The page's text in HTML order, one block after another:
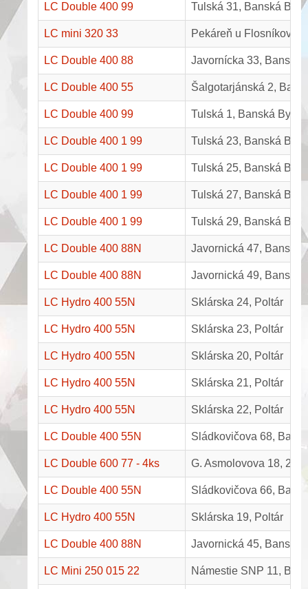
LC Double 400 99 Tulská 31, Banská
LC mini 320 33 Pekáreň u Flosníkov,
LC Double 400 88 Javornícka 33, Banská
LC Double 400 55 Šalgotarjánská 2,
LC Double 400 99 Tulská 1, Banská
LC Double 400 1 99 Tulská 23, Banská
LC Double 400 1 99 Tulská 25, Banská
LC Double 400 1 99 Tulská 27, Banská
LC Double 400 1 99 Tulská 29, Banská
LC Double 400 88N Javornická 47, Banská
LC Double 400 88N Javornická 49, Banská
LC Hydro 400 55N Sklárska 24, Poltár
LC Hydro 400 55N Sklárska 23, Poltár
LC Hydro 400 55N Sklárska 20, Poltár
LC Hydro 400 55N Sklárska 21, Poltár
LC Hydro 400 55N Sklárska 22, Poltár
LC Double 400 55N Sládkovičova 68,
LC Double 600 77 - 4ks G. Asmolovova 18, 20,
LC Double 400 55N Sládkovičova 66,
LC Hydro 400 55N Sklárska 19, Poltár
LC Double 400 88N Javornická 45, Banská
LC Mini 250 015 22 Námestie SNP 11,